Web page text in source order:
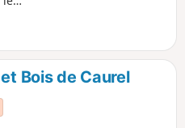
par la
par
de
connu
Bois de Caurel